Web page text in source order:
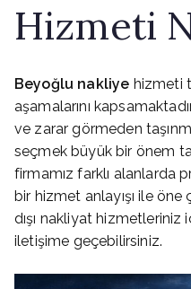
Hizmeti
Beyoğlu nakliye hizmeti
aşamalarını
ve zarar görmeden
seçmek büyük bir önem
firmamız farklı alanlarda
bir hizmet anlayışı ile öne
dışı nakliyat hizmetleriniz
iletişime geçebilirsiniz.